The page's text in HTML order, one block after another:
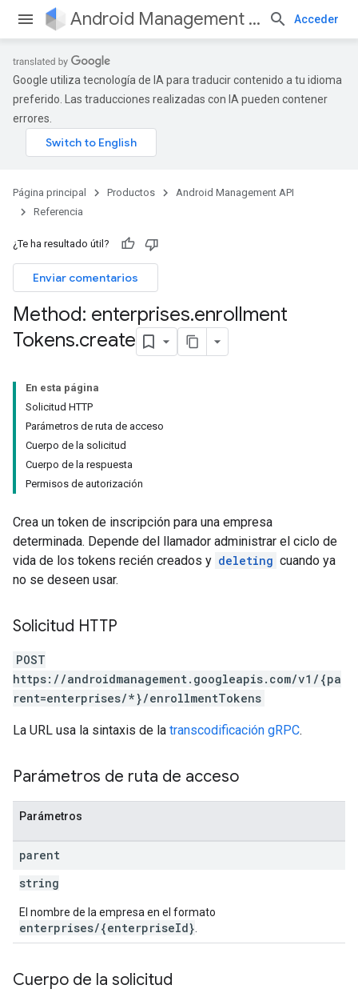
Android Management API Acceder
Google utiliza tecnología de IA para traducir contenido a tu idioma
preferido. Las traducciones realizadas con IA pueden contener
errores.
Página principal Productos
Android Management API
Referencia
¿Te ha resultado útil?
Enviar comentarios
Method: enterprises.enrollment
Tokens.create
En esta página
Solicitud HTTP
Parámetros de ruta de acceso
Cuerpo de la solicitud
Cuerpo de la respuesta
Permisos de autorización
Crea un token de inscripción para una empresa
determinada. Depende del llamador administrar el ciclo de
vida de los tokens recién creados y deleting cuando ya
no se deseen usar.
Solicitud HTTP
POST
https://androidmanagement.googleapis.com/v1/{pa
rent=enterprises/*}/enrollmentTokens
La URL usa la sintaxis de la transcodificación gRPC.
Parámetros de ruta de acceso
Parámetros
parent
string
El nombre de la empresa en el formato
enterprises/{enterpriseId}
Cuerpo de la solicitud